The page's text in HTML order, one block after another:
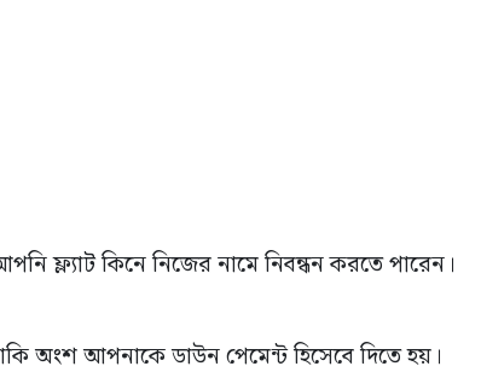
ফ্ল্যাট কিনে নিজের নামে নিবন্ধন করতে পারেন।
অংশ আপনাকে ডাউন পেমেন্ট হিসেবে দিতে হয়।